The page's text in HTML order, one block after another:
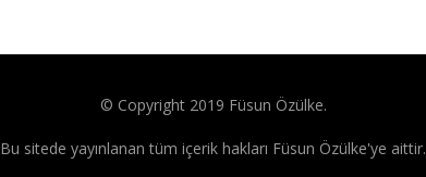
© Copyright 2019 Füsun Özülke.
Bu sitede yayınlanan tüm içerik hakları Füsun Özülke'ye aittir.